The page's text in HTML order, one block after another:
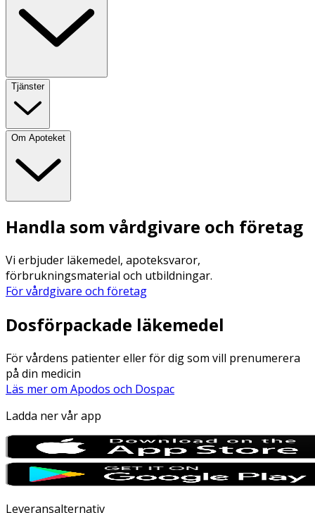
Tjänster
Om Apoteket
Handla som vårdgivare och företag
Vi erbjuder läkemedel, apoteksvaror,
förbrukningsmaterial och utbildningar.
För vårdgivare och företag
Dosförpackade läkemedel
För vårdens patienter eller för dig som vill prenumerera
på din medicin
Läs mer om Apodos och Dospac
Ladda ner vår app
Leveransalternativ